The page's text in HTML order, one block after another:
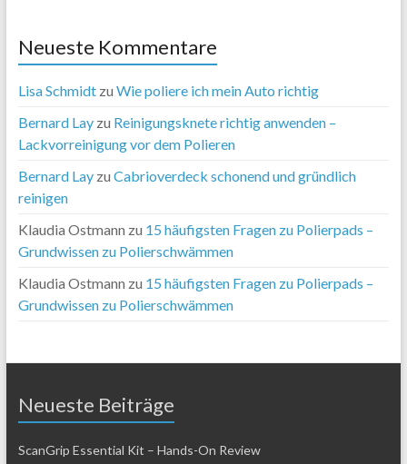
Neueste Kommentare
Lisa Schmidtzu Wie poliere ich mein Auto richtig
Bernard Layzu Reinigungsknete richtig anwenden –
Lackvorreinigung vor dem Polieren
Bernard Layzu Cabrioverdeck schonend und gründlich
reinigen
Klaudia Ostmann zu 15 häufigsten Fragen zu Polierpads –
Grundwissen zu Polierschwämmen
Klaudia Ostmann zu 15 häufigsten Fragen zu Polierpads –
Grundwissen zu Polierschwämmen
Neueste Beiträge
ScanGrip Essential Kit – Hands-On Review